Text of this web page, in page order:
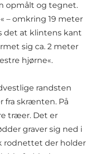
opmålt og tegnet.
– omkring 19 meter
det at klintens kant
sig ca. 2 meter
hjørne«.
randsten
fra skrænten. På
træer. Det er
graver sig ned i
rodnettet der holder